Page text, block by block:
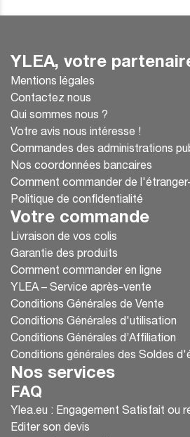
YLEA, votre
Mentions légales
Contactez nous
Qui sommes nous ?
Votre avis nous intéresse !
Commandes des administrations
Nos coordonnées bancaires
Comment commander de
Politique de confidentialité
Votre commande
Livraison de vos colis
Garantie des produits
Comment commander en ligne
YLEA – Service après-vente
Conditions Générales de Vente
Conditions Générales d'utilisation
Conditions Générales d’Affiliation
Conditions générales des Soldes
Nos services
FAQ
Ylea.eu : Engagement Satisfait ou
Editer son devis